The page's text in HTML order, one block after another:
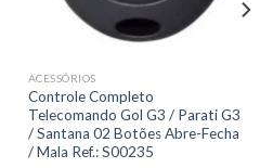
ACESSÓRIOS
Controle Completo
Telecomando Gol G3 / Parati G3
/ Santana 02 Botões Abre-Fecha
/ Mala Ref.: S00235